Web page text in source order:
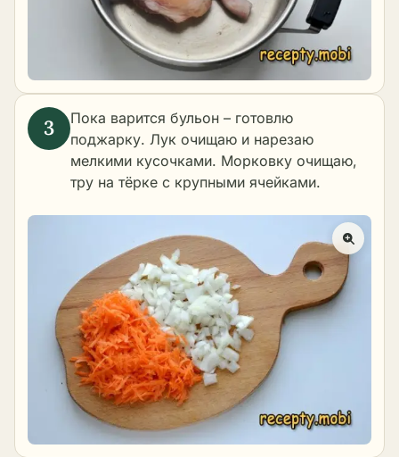
Пока варится бульон – готовлю
поджарку. Лук очищаю и нарезаю
мелкими кусочками. Морковку очищаю,
тру на тёрке с крупными ячейками.